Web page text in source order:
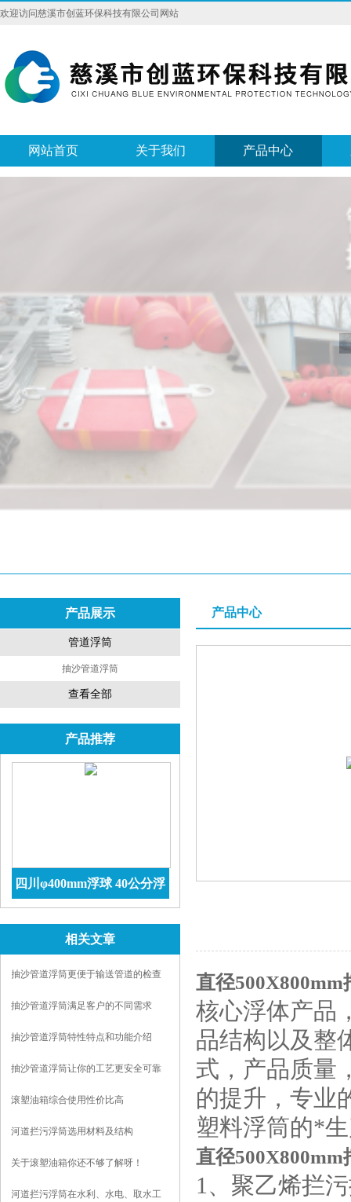
欢迎访问慈溪市创蓝环保科技有限公司网站
网站首页 关于我们 产品中心
产品展示
管道浮筒
抽沙管道浮筒
查看全部
产品推荐
四川φ400mm浮球 40公分浮
相关文章
抽沙管道浮筒更便于输送管道的检查
抽沙管道浮筒满足客户的不同需求
抽沙管道浮筒特性特点和功能介绍
抽沙管道浮筒让你的工艺更安全可靠
滚塑油箱综合使用性价比高
河道拦污浮筒选用材料及结构
关于滚塑油箱你还不够了解呀！
河道拦污浮筒在水利、水电、取水工
产品中心
直径
核心浮体产品
品结构以及整
式，产品质量
的提升，专业
塑料浮筒的*
直径
1、聚乙烯拦